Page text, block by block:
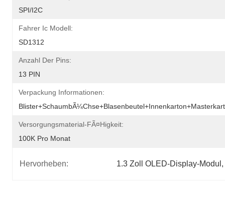
SPI/I2C
Fahrer Ic Modell:
SD1312
Anzahl Der Pins:
13 PIN
Verpackung Informationen:
Versorgungsmaterial-FÃ¤higkeit:
100K Pro Monat
Hervorheben: 1.3 Zoll OLED-Display-Modul